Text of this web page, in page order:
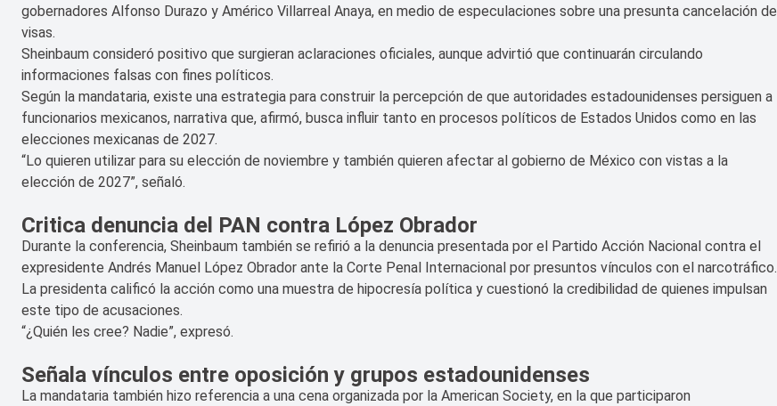
gobernadores Alfonso Durazo y Américo Villarreal Anaya, en medio de especulaciones sobre una presunta cancelación de
visas.
Sheinbaum consideró positivo que surgieran aclaraciones oficiales, aunque advirtió que continuarán circulando
informaciones falsas con fines políticos.
Según la mandataria, existe una estrategia para construir la percepción de que autoridades estadounidenses persiguen a
funcionarios mexicanos, narrativa que, afirmó, busca influir tanto en procesos políticos de Estados Unidos como en las
elecciones mexicanas de 2027.
“Lo quieren utilizar para su elección de noviembre y también quieren afectar al gobierno de México con vistas a la
elección de 2027”, señaló.
Critica denuncia del PAN contra López Obrador
Durante la conferencia, Sheinbaum también se refirió a la denuncia presentada por el Partido Acción Nacional contra el
expresidente Andrés Manuel López Obrador ante la Corte Penal Internacional por presuntos vínculos con el narcotráfico.
La presidenta calificó la acción como una muestra de hipocresía política y cuestionó la credibilidad de quienes impulsan
este tipo de acusaciones.
“¿Quién les cree? Nadie”, expresó.
Señala vínculos entre oposición y grupos estadounidenses
La mandataria también hizo referencia a una cena organizada por la American Society, en la que participaron